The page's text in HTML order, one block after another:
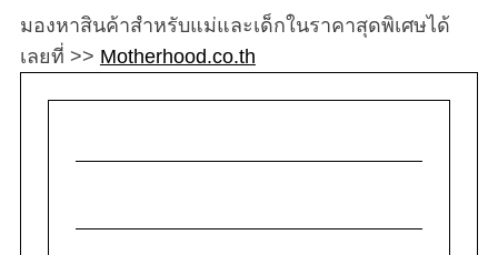
มองหาสินค้าสำหรับแม่และเด็กในราคาสุดพิเศษได้
เลยที่ >> Motherhood.co.th